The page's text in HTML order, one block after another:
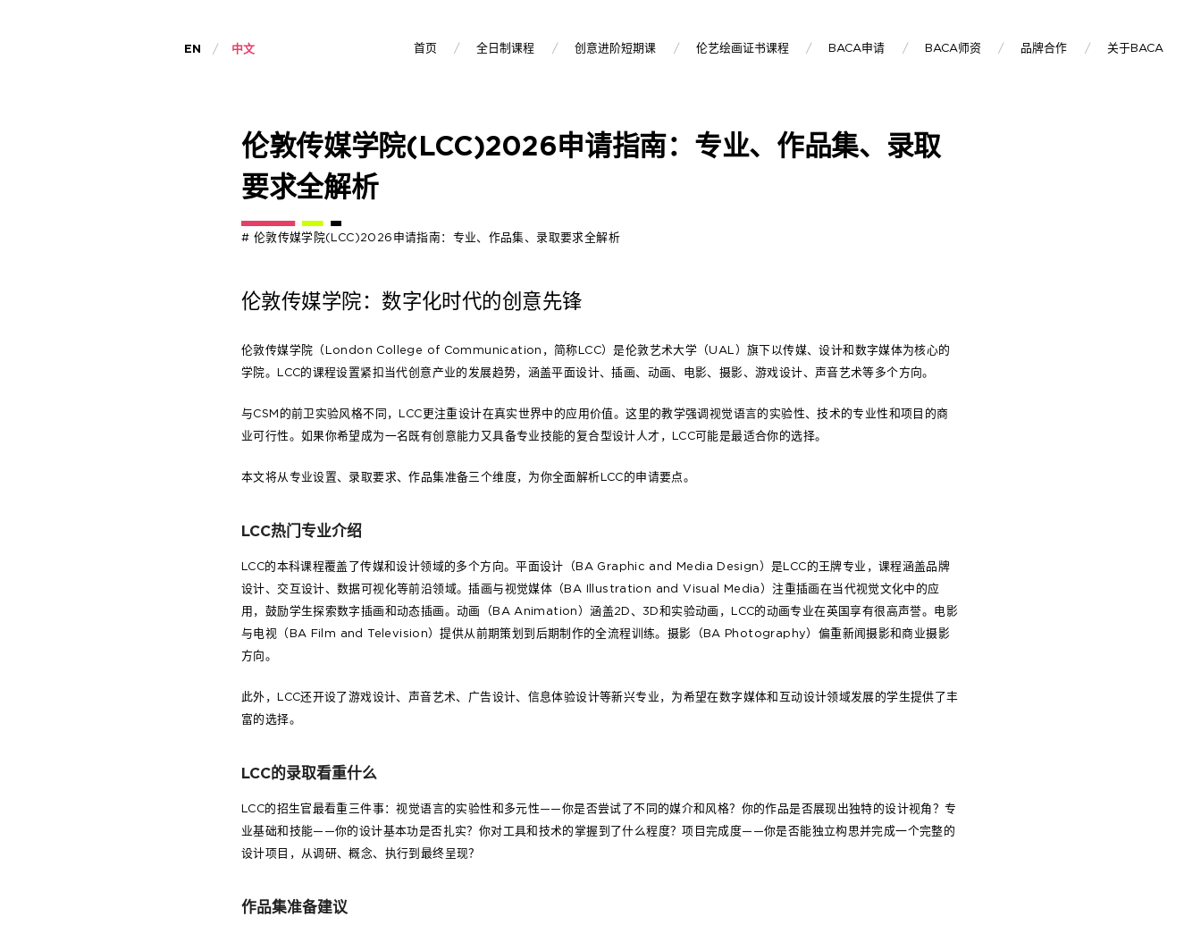
EN 中文 首页 全日制课程 创意进阶短期课 伦艺绘画证书课程 BACA申请 BACA师资 品牌合作 关于BACA
伦敦传媒学院(LCC)2026申请指南：专业、作品集、录取
要求全解析
# 伦敦传媒学院(LCC)2026申请指南：专业、作品集、录取要求全解析
伦敦传媒学院：数字化时代的创意先锋
伦敦传媒学院（London College of Communication，简称LCC）是伦敦艺术大学（UAL）旗下以传媒、设计和数字媒体为核心的
学院。LCC的课程设置紧扣当代创意产业的发展趋势，涵盖平面设计、插画、动画、电影、摄影、游戏设计、声音艺术等多个方向。
与CSM的前卫实验风格不同，LCC更注重设计在真实世界中的应用价值。这里的教学强调视觉语言的实验性、技术的专业性和项目的商
业可行性。如果你希望成为一名既有创意能力又具备专业技能的复合型设计人才，LCC可能是最适合你的选择。
本文将从专业设置、录取要求、作品集准备三个维度，为你全面解析LCC的申请要点。
LCC热门专业介绍
LCC的本科课程覆盖了传媒和设计领域的多个方向。平面设计（BA Graphic and Media Design）是LCC的王牌专业，课程涵盖品牌
设计、交互设计、数据可视化等前沿领域。插画与视觉媒体（BA Illustration and Visual Media）注重插画在当代视觉文化中的应
用，鼓励学生探索数字插画和动态插画。动画（BA Animation）涵盖2D、3D和实验动画，LCC的动画专业在英国享有很高声誉。电影
与电视（BA Film and Television）提供从前期策划到后期制作的全流程训练。摄影（BA Photography）偏重新闻摄影和商业摄影
方向。
此外，LCC还开设了游戏设计、声音艺术、广告设计、信息体验设计等新兴专业，为希望在数字媒体和互动设计领域发展的学生提供了丰
富的选择。
LCC的录取看重什么
LCC的招生官最看重三件事：视觉语言的实验性和多元性——你是否尝试了不同的媒介和风格？你的作品是否展现出独特的设计视角？专
业基础和技能——你的设计基本功是否扎实？你对工具和技术的掌握到了什么程度？项目完成度——你是否能独立构思并完成一个完整的
设计项目，从调研、概念、执行到最终呈现？
作品集准备建议